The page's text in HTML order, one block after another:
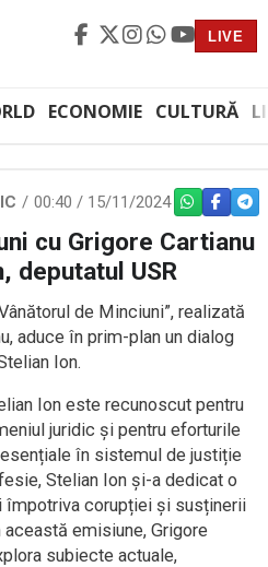
LIVE
ECONOMIE CULTURĂ
00:40 / 15/11/2024 WHATSAPP
cu Grigore Cartianu
deputatul USR
de Minciuni”, realizată
aduce în prim-plan un dialog
Ion.
Ion este recunoscut pentru
juridic și pentru eforturile
în sistemul de justiție
Stelian Ion și-a dedicat o
împotriva corupției și susținerii
emisiune, Grigore
subiecte actuale,